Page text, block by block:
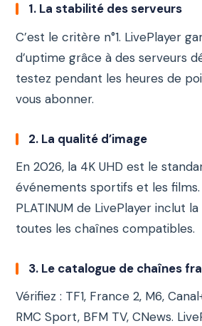
1. La stabilité des serveurs
C’est le critère n°1. LivePlayer
d’uptime grâce à des serveurs
testez pendant les heures de
vous abonner.
2. La qualité d’image
En 2026, la 4K UHD est le
événements sportifs et les
PLATINUM de LivePlayer inclut
toutes les chaînes compatibles.
3. Le catalogue de chaînes
Vérifiez : TF1, France 2, M6,
RMC Sport, BFM TV, CNews.